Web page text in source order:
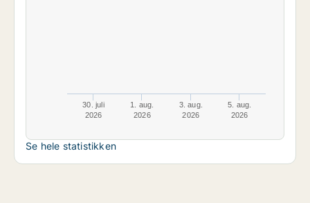
30. juli
2026
1. aug.
2026
3. aug.
2026
5. aug.
2026
Se hele statistikken